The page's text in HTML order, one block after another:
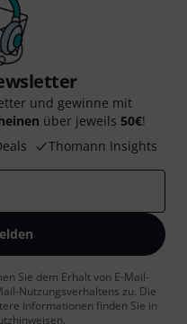
und gewinne mit
über jeweils 50€!
Thomann Insights
Sie dem Erhalt von E-Mail-
Nutzungsverhaltens zu. Die
Informationen finden Sie in
.